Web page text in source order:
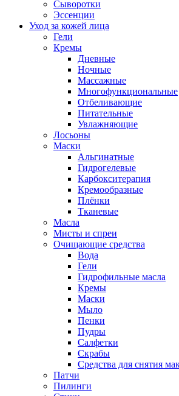
Сыворотки
Эссенции
Уход за кожей лица
Гели
Кремы
Дневные
Ночные
Массажные
Многофункциональные
Отбеливающие
Питательные
Увлажняющие
Лосьоны
Маски
Альгинатные
Гидрогелевые
Карбокситерапия
Кремообразные
Плёнки
Тканевые
Масла
Мисты и спреи
Очищающие средства
Вода
Гели
Гидрофильные масла
Кремы
Маски
Мыло
Пенки
Пудры
Салфетки
Скрабы
Средства для снятия
Патчи
Пилинги